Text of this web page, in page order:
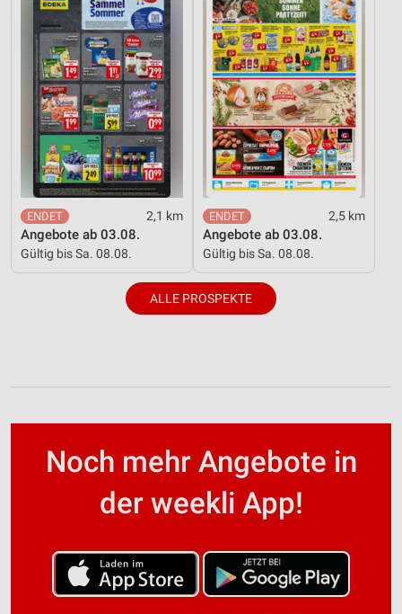
2,1 km
Angebote ab 03.08.
Gültig bis Sa. 08.08.
2,5 km
Angebote ab 03.08.
Gültig bis Sa. 08.08.
ALLE PROSPEKTE
Noch mehr Angebote in
der weekli App!